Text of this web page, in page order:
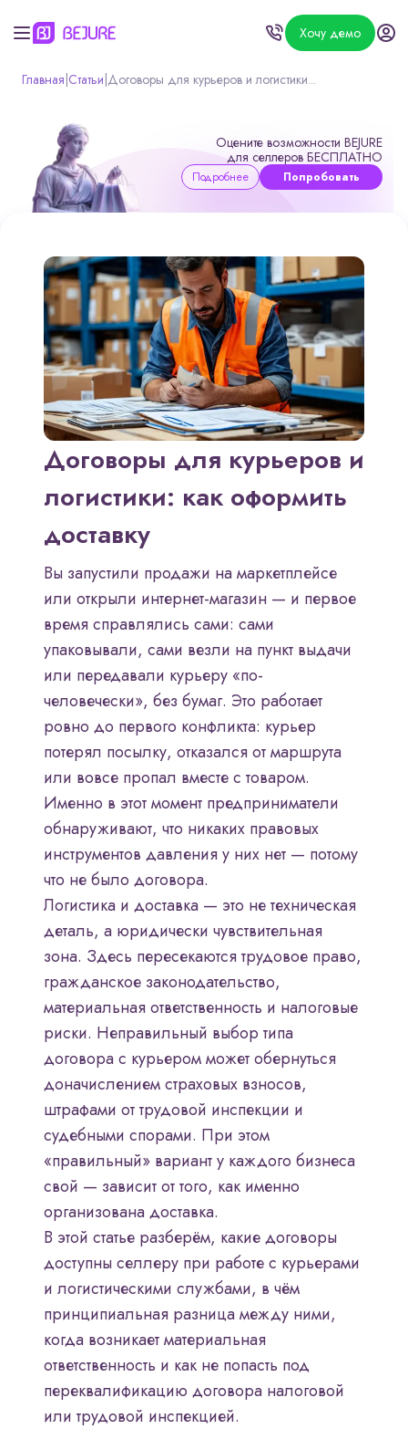
Хочу демо
Главная Статьи Договоры для курьеров и логистики...
Оцените возможности BEJURE
для селлеров БЕСПЛАТНО
Подробнее Попробовать
Договоры для курьеров и
логистики: как оформить
доставку
Вы запустили продажи на маркетплейсе
или открыли интернет-магазин — и первое
время справлялись сами: сами
упаковывали, сами везли на пункт выдачи
или передавали курьеру «по-
человечески», без бумаг. Это работает
ровно до первого конфликта: курьер
потерял посылку, отказался от маршрута
или вовсе пропал вместе с товаром.
Именно в этот момент предприниматели
обнаруживают, что никаких правовых
инструментов давления у них нет — потому
что не было договора.
Логистика и доставка — это не техническая
деталь, а юридически чувствительная
зона. Здесь пересекаются трудовое право,
гражданское законодательство,
материальная ответственность и налоговые
риски. Неправильный выбор типа
договора с курьером может обернуться
доначислением страховых взносов,
штрафами от трудовой инспекции и
судебными спорами. При этом
«правильный» вариант у каждого бизнеса
свой — зависит от того, как именно
организована доставка.
В этой статье разберём, какие договоры
доступны селлеру при работе с курьерами
и логистическими службами, в чём
принципиальная разница между ними,
когда возникает материальная
ответственность и как не попасть под
переквалификацию договора налоговой
или трудовой инспекцией.